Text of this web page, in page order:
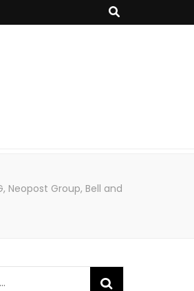
Neopost Group, Bell and